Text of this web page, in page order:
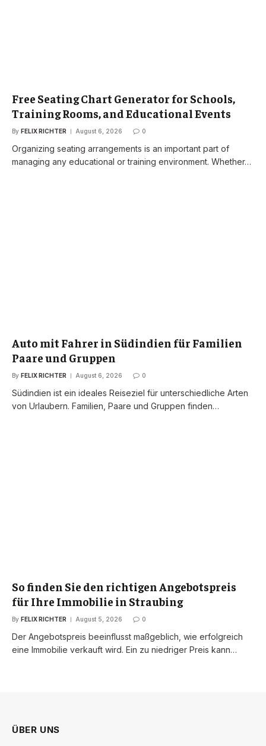
Free Seating Chart Generator for Schools,
Training Rooms, and Educational Events
By FELIX RICHTER August 6, 2026 0
Organizing seating arrangements is an important part of
managing any educational or training environment. Whether…
Auto mit Fahrer in Südindien für Familien
Paare und Gruppen
By FELIX RICHTER August 6, 2026 0
Südindien ist ein ideales Reiseziel für unterschiedliche Arten
von Urlaubern. Familien, Paare und Gruppen finden…
So finden Sie den richtigen Angebotspreis
für Ihre Immobilie in Straubing
By FELIX RICHTER August 5, 2026 0
Der Angebotspreis beeinflusst maßgeblich, wie erfolgreich
eine Immobilie verkauft wird. Ein zu niedriger Preis kann…
ÜBER UNS